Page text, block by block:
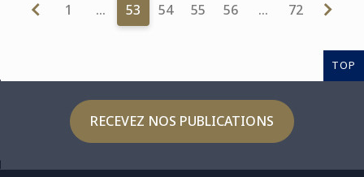
1 … 53 54 55 56 … 72
TOP
RECEVEZ NOS PUBLICATIONS